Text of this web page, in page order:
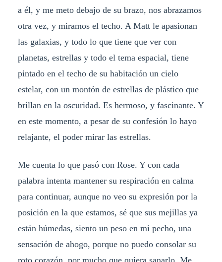
a él, y me meto debajo de su brazo, nos abrazamos
otra vez, y miramos el techo. A Matt le apasionan
las galaxias, y todo lo que tiene que ver con
planetas, estrellas y todo el tema espacial, tiene
pintado en el techo de su habitación un cielo
estelar, con un montón de estrellas de plástico que
brillan en la oscuridad. Es hermoso, y fascinante. Y
en este momento, a pesar de su confesión lo hayo
relajante, el poder mirar las estrellas.
Me cuenta lo que pasó con Rose. Y con cada
palabra intenta mantener su respiración en calma
para continuar, aunque no veo su expresión por la
posición en la que estamos, sé que sus mejillas ya
están húmedas, siento un peso en mi pecho, una
sensación de ahogo, porque no puedo consolar su